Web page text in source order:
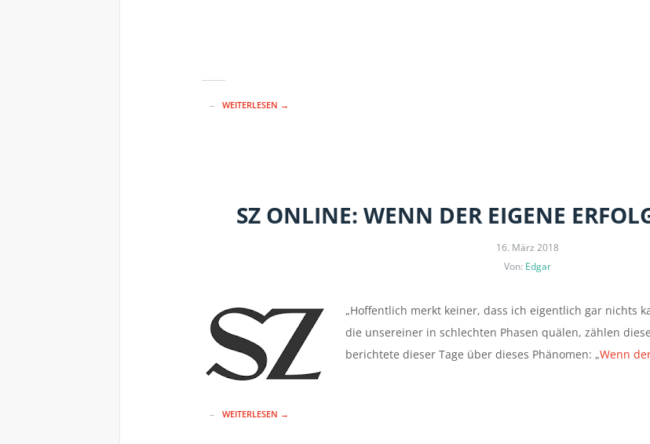
WEITERLESEN →
SZ ONLINE: WENN DER EIGENE
16. März 2018
Von: Edgar
„Hoffentlich merkt keiner, dass ich eigentlich gar nichts
die unsereiner in schlechten Phasen quälen, zählen
berichtete dieser Tage über dieses Phänomen: „Wenn
WEITERLESEN →